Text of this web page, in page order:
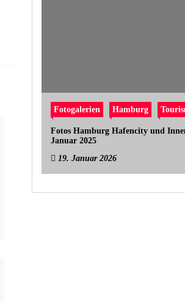
Fotogalerien Hamburg
Fotos Hamburg Hafencity und
Januar 2025
19. Januar 2026